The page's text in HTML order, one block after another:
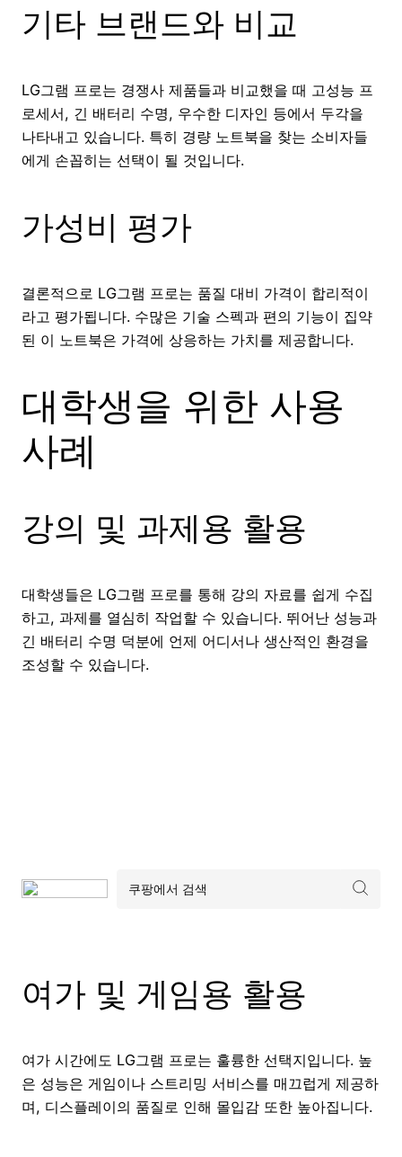
기타 브랜드와 비교
LG그램 프로는 경쟁사 제품들과 비교했을 때 고성능 프
로세서, 긴 배터리 수명, 우수한 디자인 등에서 두각을
나타내고 있습니다. 특히 경량 노트북을 찾는 소비자들
에게 손꼽히는 선택이 될 것입니다.
가성비 평가
결론적으로 LG그램 프로는 품질 대비 가격이 합리적이
라고 평가됩니다. 수많은 기술 스펙과 편의 기능이 집약
된 이 노트북은 가격에 상응하는 가치를 제공합니다.
대학생을 위한 사용
사례
강의 및 과제용 활용
대학생들은 LG그램 프로를 통해 강의 자료를 쉽게 수집
하고, 과제를 열심히 작업할 수 있습니다. 뛰어난 성능과
긴 배터리 수명 덕분에 언제 어디서나 생산적인 환경을
조성할 수 있습니다.
여가 및 게임용 활용
여가 시간에도 LG그램 프로는 훌륭한 선택지입니다. 높
은 성능은 게임이나 스트리밍 서비스를 매끄럽게 제공하
며, 디스플레이의 품질로 인해 몰입감 또한 높아집니다.